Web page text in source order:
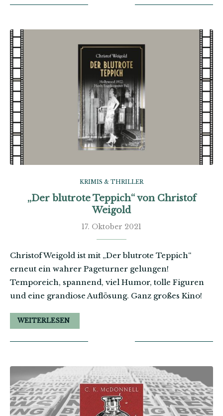
KRIMIS & THRILLER
„Der blutrote Teppich“ von Christof
Weigold
17. Oktober 2021
Christof Weigold ist mit „Der blutrote Teppich“
erneut ein wahrer Pageturner gelungen!
Temporeich, spannend, viel Humor, tolle Figuren
und eine grandiose Auflösung. Ganz großes Kino!
WEITERLESEN